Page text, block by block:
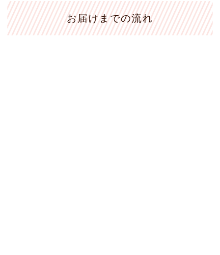
お届けまでの流れ